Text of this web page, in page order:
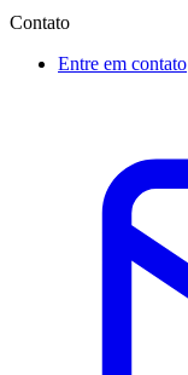
Contato
Entre em contato